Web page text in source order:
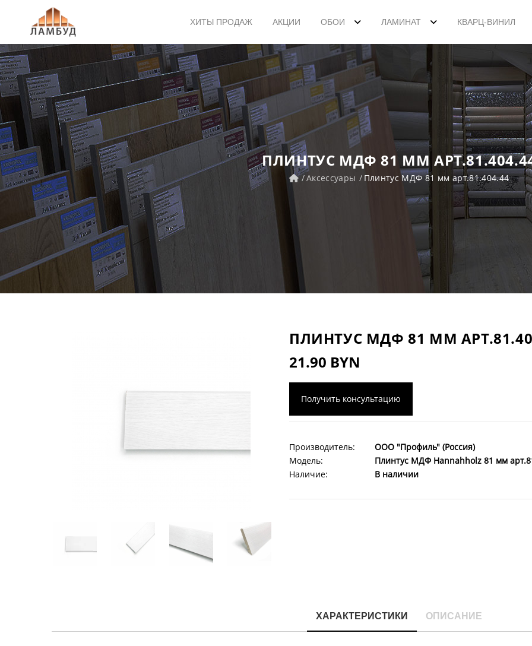
ХИТЫ ПРОДАЖ АКЦИИ ОБОИ ЛАМИНАТ КВАРЦ-ВИНИЛ
ПЛИНТУС МДФ 81 ММ
Аксессуары Плинтус МДФ 81 мм арт.81.404.44
ПЛИНТУС МДФ 81 ММ
21.90 BYN
Получить консультацию
Производитель:
ООО "Профиль" (Россия)
Модель:
Плинтус МДФ Hannahholz 81 мм
Наличие:
В наличии
ХАРАКТЕРИСТИКИ ОПИСАНИЕ